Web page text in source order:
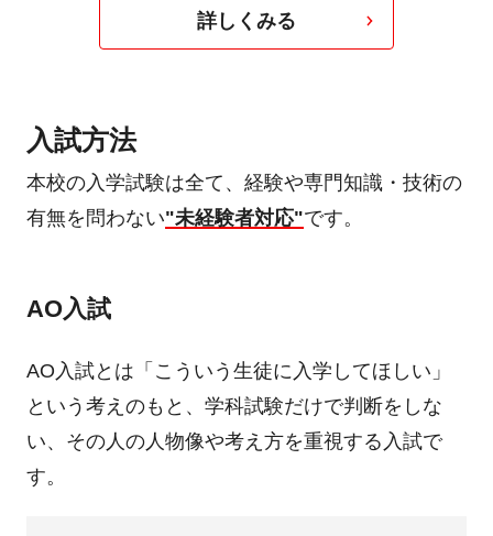
詳しくみる
入試方法
本校の入学試験は全て、経験や専門知識・技術の
有無を問わない"未経験者対応"です。
AO入試
AO入試とは「こういう生徒に入学してほしい」
という考えのもと、学科試験だけで判断をしな
い、その人の人物像や考え方を重視する入試で
す。